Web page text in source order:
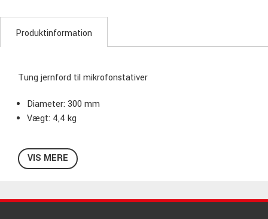
Produktinformation
Tung jernford til mikrofonstativer
Diameter: 300 mm
Vægt: 4,4 kg
VIS MERE